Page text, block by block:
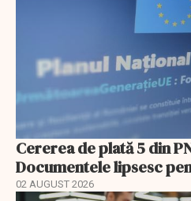
Cererea de plată 5 din
Documentele lipsesc
02 AUGUST 2026